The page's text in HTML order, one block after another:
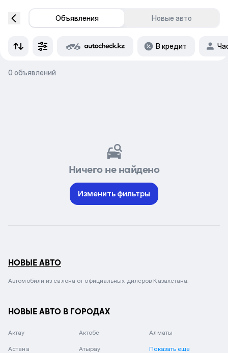
Объявления Новые авто
В кредит
0 объявлений
Ничего не найдено
Изменить фильтры
НОВЫЕ АВТО
Автомобили из салона от официальных дилеров Казахстана.
НОВЫЕ АВТО В ГОРОДАХ
Актау Актобе Алматы
Астана Атырау Показать еще